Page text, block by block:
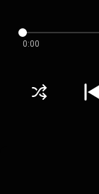
0:00